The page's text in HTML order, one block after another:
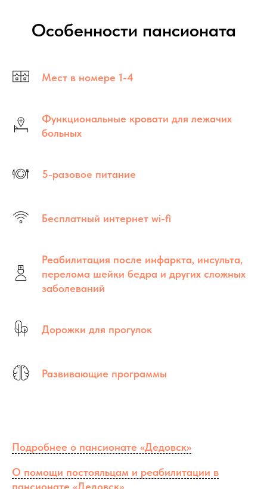
Особенности пансионата
Мест в номере 1-4
Функциональные кровати для лежачих
больных
5-разовое питание
Бесплатный интернет wi-fi
Реабилитация после инфаркта, инсульта,
перелома шейки бедра и других сложных
заболеваний
Дорожки для прогулок
Развивающие программы
Подробнее о пансионате «Дедовск»
О помощи постояльцам и реабилитации в